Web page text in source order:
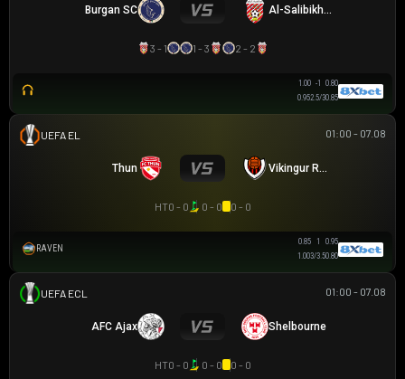
Burgan SC Al-Salibikhaet
3 - 1 1 - 3 2 - 2
1.00 -1
0.80
0.952.5/30.85
01:00 - 07.08
Thun Vikingur Reykjavik
HT0 - 0 0 - 0 0 - 0
RAVEN
0.85 1
0.95
1.003/3.50.80
01:00 - 07.08
AFC Ajax Shelbourne
HT0 - 0 0 - 0 0 - 0